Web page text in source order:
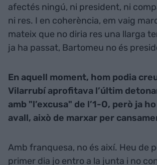
afectés ningú, ni president, ni
ni res. I en coherència, em vaig
mateix que no diria res una llarga
ja ha passat, Bartomeu no és
En aquell moment, hom podia
Vilarrubí aprofitava l’últim
amb "l’excusa" de l’1-O, però ja
avall, això de marxar per
Amb franquesa, no és així. Heu de
primer dia jo entro a la junta i no